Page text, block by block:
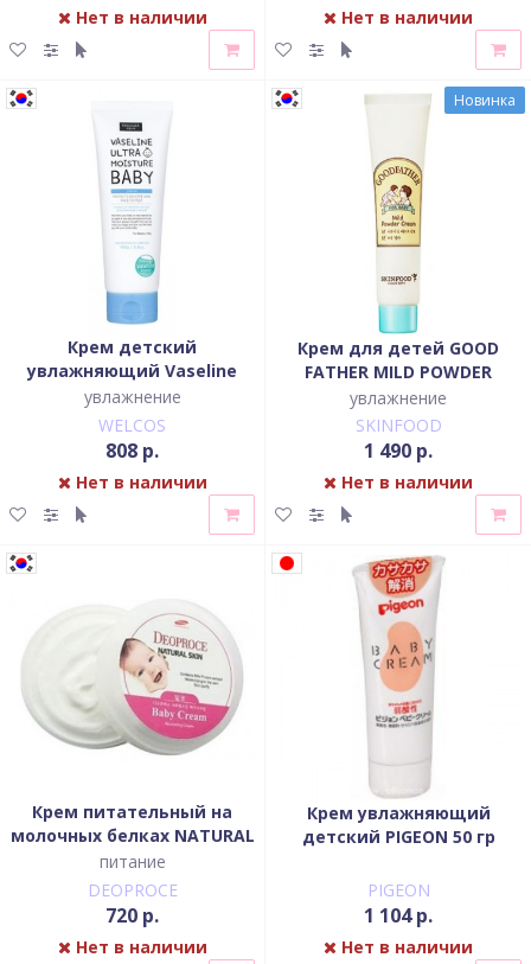
Нет в наличии Нет в наличии
Крем детский
увлажняющий Vaseline
Ultra Moisture Baby Cream
увлажнение
WELCOS
808 р.
Нет в наличии
Новинка
Крем для детей GOOD
FATHER MILD POWDER
CREAM
увлажнение
SKINFOOD
1 490 р.
Нет в наличии
Крем питательный на
молочных белках NATURAL
SKIN BABY CREAM
питание
DEOPROCE
720 р.
Нет в наличии
Крем увлажняющий
детский PIGEON 50 гр
PIGEON
1 104 р.
Нет в наличии